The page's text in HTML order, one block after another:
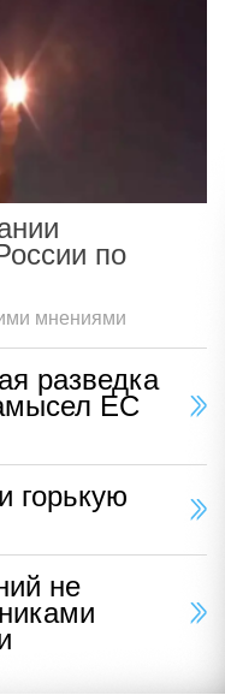
по
мнениями
разведка
ЕС
горькую
не